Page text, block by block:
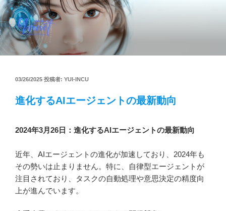
コ
ン
テ
ン
ツ
YUINET PROVIDE AI FOR YOU
投
日:
03/26/2025 投稿者: YUI-INCU
進化するAIエージェントの最新動向
2024年3月26日：進化するAIエージェントの最新動向
近年、AIエージェントの進化が加速しており、2024年も
その勢いは止まりません。特に、自律型エージェントが
注目されており、タスクの自動処理や意思決定の精度向
上が進んでいます。